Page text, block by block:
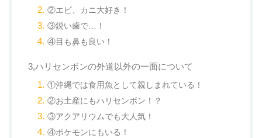
②エビ、カニ大好き！
③鋭い歯で…！
④目も鼻も良い！
3,ハリセンボンの外道以外の一面について
①沖縄では食用魚として親しまれている！
②お土産にもハリセンボン！？
③アクアリウムでも大人気！
④ポケモンにもいる！